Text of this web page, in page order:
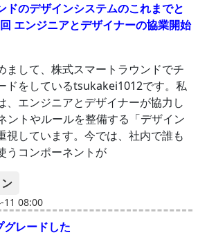
ドのデザインシステムのこれまでと
エンジニアとデザイナーの協業開始
まして、株式スマートラウンドでチ
ドをしているtsukakei1012です。私
、エンジニアとデザイナーが協力し
ントやルールを整備する「デザイン
視しています。今では、社内で誰も
うコンポーネントが
11 08:00
レードした